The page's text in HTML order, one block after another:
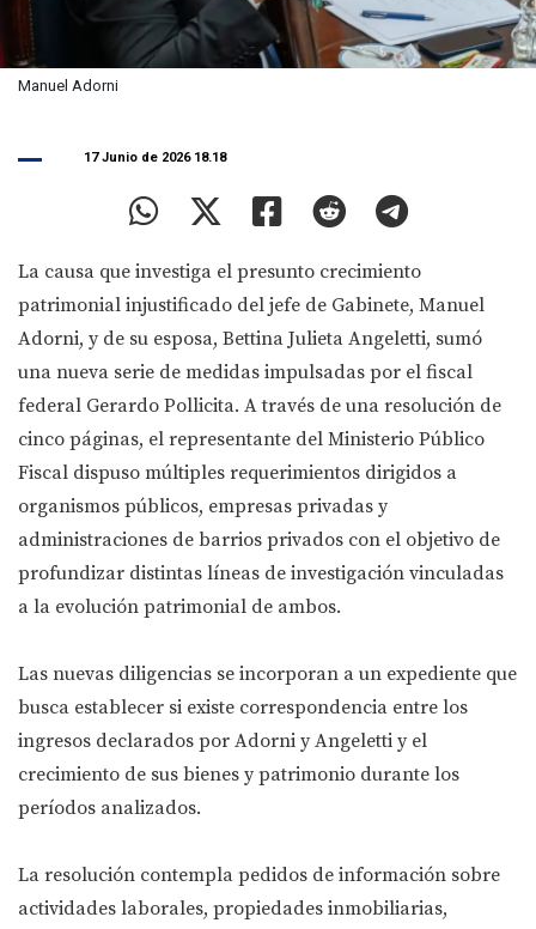
Manuel Adorni
17 Junio de 2026 18.18
La causa que investiga el presunto crecimiento
patrimonial injustificado del jefe de Gabinete, Manuel
Adorni, y de su esposa, Bettina Julieta Angeletti, sumó
una nueva serie de medidas impulsadas por el fiscal
federal Gerardo Pollicita. A través de una resolución de
cinco páginas, el representante del Ministerio Público
Fiscal dispuso múltiples requerimientos dirigidos a
organismos públicos, empresas privadas y
administraciones de barrios privados con el objetivo de
profundizar distintas líneas de investigación vinculadas
a la evolución patrimonial de ambos.
Las nuevas diligencias se incorporan a un expediente que
busca establecer si existe correspondencia entre los
ingresos declarados por Adorni y Angeletti y el
crecimiento de sus bienes y patrimonio durante los
períodos analizados.
La resolución contempla pedidos de información sobre
actividades laborales, propiedades inmobiliarias,